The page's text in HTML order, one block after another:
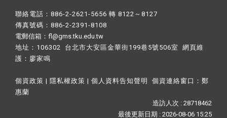
聯絡電話：886-2-2621-5656 轉 8122～8127
傳真號碼：886-2-2391-8108
電郵信箱：fl@gms.tku.edu.tw
地址：106302 台北市大安區金華街199巷5號506室 網頁維
護： 廖家鳴​
個資政策 | 隱私權政策 | 個人資料告知聲明 個資連絡窗口： 鄭
惠蘭
造訪人次 : 28718462
最後更新日期 :2026-08-06 15:25